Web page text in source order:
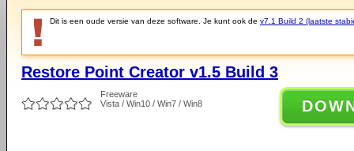
Dit is een oude versie van deze software. Je kunt ook de v7.1 Build 2 (laatste
Restore Point Creator v1.5 Build 3
Freeware
Vista / Win10 / Win7 / Win8